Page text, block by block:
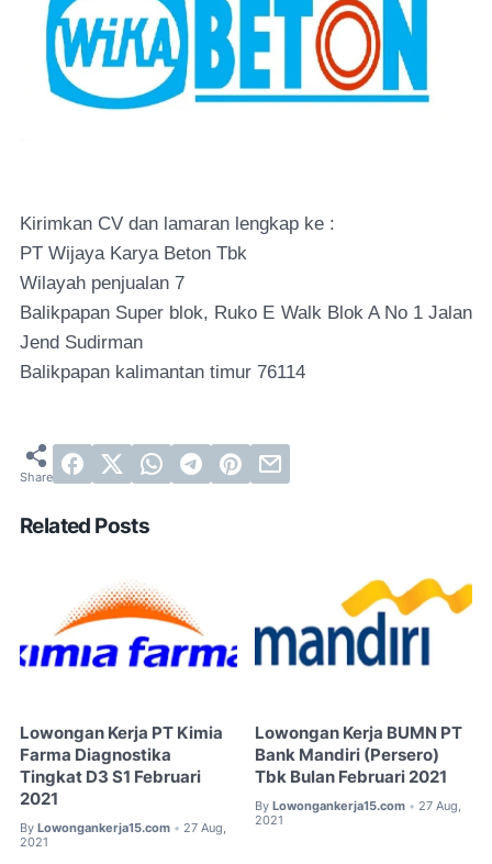
Kirimkan CV dan lamaran lengkap ke :
PT Wijaya Karya Beton Tbk
Wilayah penjualan 7
Balikpapan Super blok, Ruko E Walk Blok A No 1 Jalan
Jend Sudirman
Balikpapan kalimantan timur 76114
Related Posts
Lowongan Kerja PT Kimia
Farma Diagnostika
Tingkat D3 S1 Februari
2021
By Lowongankerja15.com • 27 Aug,
2021
Lowongan Kerja BUMN PT
Bank Mandiri (Persero)
Tbk Bulan Februari 2021
By Lowongankerja15.com • 27 Aug,
2021